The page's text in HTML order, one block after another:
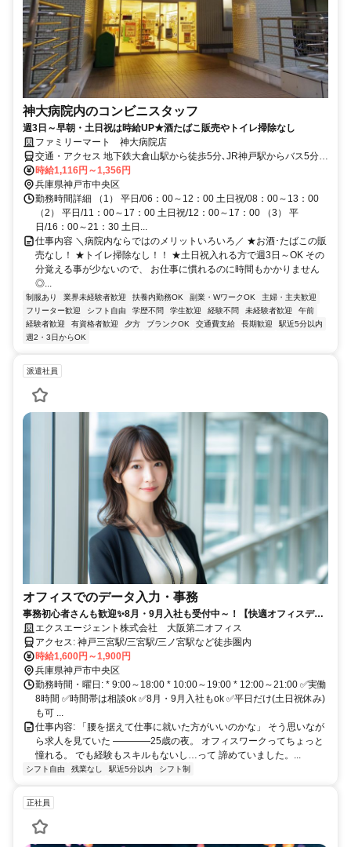
神大病院内のコンビニスタッフ
週3日～早朝・土日祝は時給UP★酒たばこ販売やトイレ掃除なし
ファミリーマート 神大病院店
交通・アクセス 地下鉄大倉山駅から徒歩5分､JR神戸駅からバス5分、
市バス9・110・112系統「大学病院前」からスグ
時給1,116円～1,356円
兵庫県神戸市中央区
勤務時間詳細 （1） 平日/06：00～12：00 土日祝/08：00～13：00
（2） 平日/11：00～17：00 土日祝/12：00～17：00 （3） 平
日/16：00～21：30 土日...
仕事内容 ＼病院内ならではのメリットいろいろ／ ★お酒･たばこの販
売なし！ ★トイレ掃除なし！！ ★土日祝入れる方で週3日～OK その
分覚える事が少ないので、 お仕事に慣れるのに時間もかかりません
◎...
制服あり 業界未経験者歓迎 扶養内勤務OK 副業・WワークOK
主婦・主夫歓迎
フリーター歓迎
シフト自由 学歴不問 学生歓迎 経験不問 未経験者歓迎
午前
経験者歓迎
有資格者歓迎 夕方 ブランクOK 交通費支給 長期歓迎
駅近5分以内
週2・3日からOK
派遣社員
オフィスでのデータ入力・事務
事務初心者さんも歓迎✨8月・9月入社も受付中～！【快適オフィスデビ
ューしちゃう？】
エクスエージェント株式会社 大阪第二オフィス
アクセス: 神戸三宮駅/三宮駅/三ノ宮駅など徒歩圏内
時給1,600円～1,900円
兵庫県神戸市中央区
勤務時間・曜日: * 9:00～18:00 * 10:00～19:00 * 12:00～21:00 ✅実働
8時間 ✅時間帯は相談ok ✅8月・9月入社もok ✅平日だけ(土日祝休み)
も可 ...
仕事内容: 「腰を据えて仕事に就いた方がいいのかな」 そう思いなが
ら求人を見ていた ――――25歳の夜。 オフィスワークってちょっと
憧れる。 でも経験もスキルもないし…って 諦めていました。...
シフト自由 残業なし 駅近5分以内 シフト制
正社員